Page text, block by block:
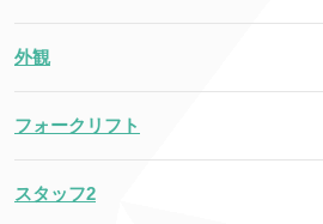
外観
フォークリフト
スタッフ2